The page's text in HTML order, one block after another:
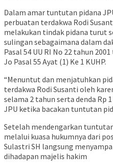
Dalam amar tuntutan pidana
perbuatan terdakwa Rodi
melakukan tindak pidana turut
sulingan sebagaimana dalam
Pasal 54 UU RI No 22 tahun
Jo Pasal 55 Ayat (1) Ke 1 KUHP.
“Menuntut dan menjatuhkan
terdakwa Rodi Susanti oleh
selama 2 tahun serta denda Rp
JPU ketika bacakan tuntutan
Setelah mendengarkan
melalui kuasa hukumnya dari
Sulastri SH langsung
dihadapan majelis hakim